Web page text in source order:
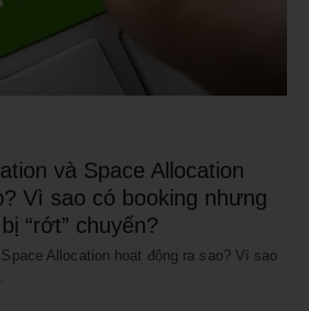
và Space Allocation
Vì sao có booking nhưng
“rớt” chuyến?
Allocation hoạt động ra sao? Vì sao